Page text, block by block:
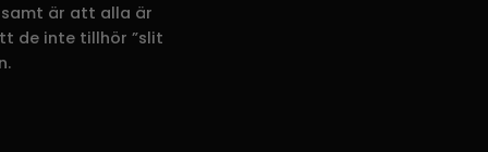
är att alla är
de inte tillhör ”slit